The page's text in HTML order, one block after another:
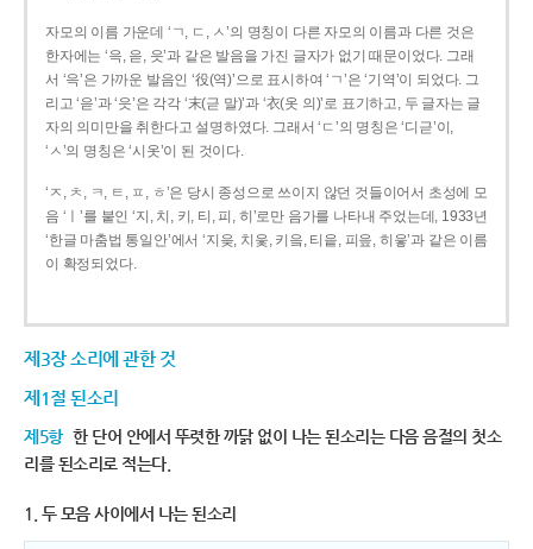
자모의 이름 가운데 ‘ㄱ, ㄷ, ㅅ’의 명칭이 다른 자모의 이름과 다른 것은
한자에는 ‘윽, 읃, 읏’과 같은 발음을 가진 글자가 없기 때문이었다. 그래
서 ‘윽’은 가까운 발음인 ‘役(역)’으로 표시하여 ‘ㄱ’은 ‘기역’이 되었다. 그
리고 ‘읃’과 ‘읏’은 각각 ‘末(귿 말)’과 ‘衣(옷 의)’로 표기하고, 두 글자는 글
자의 의미만을 취한다고 설명하였다. 그래서 ‘ㄷ’의 명칭은 ‘디귿’이,
‘ㅅ’의 명칭은 ‘시옷’이 된 것이다.
‘ㅈ, ㅊ, ㅋ, ㅌ, ㅍ, ㅎ’은 당시 종성으로 쓰이지 않던 것들이어서 초성에 모
음 ‘ㅣ’를 붙인 ‘지, 치, 키, 티, 피, 히’로만 음가를 나타내 주었는데, 1933년
‘한글 마춤법 통일안’에서 ‘지읒, 치읓, 키읔, 티읕, 피읖, 히읗’과 같은 이름
이 확정되었다.
제3장 소리에 관한 것
제1절 된소리
제5항 한 단어 안에서 뚜렷한 까닭 없이 나는 된소리는 다음 음절의 첫소
리를 된소리로 적는다.
1. 두 모음 사이에서 나는 된소리